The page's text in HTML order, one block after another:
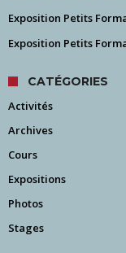
Exposition Petits
Exposition Petits
CATÉGORIES
Activités
Archives
Cours
Expositions
Photos
Stages